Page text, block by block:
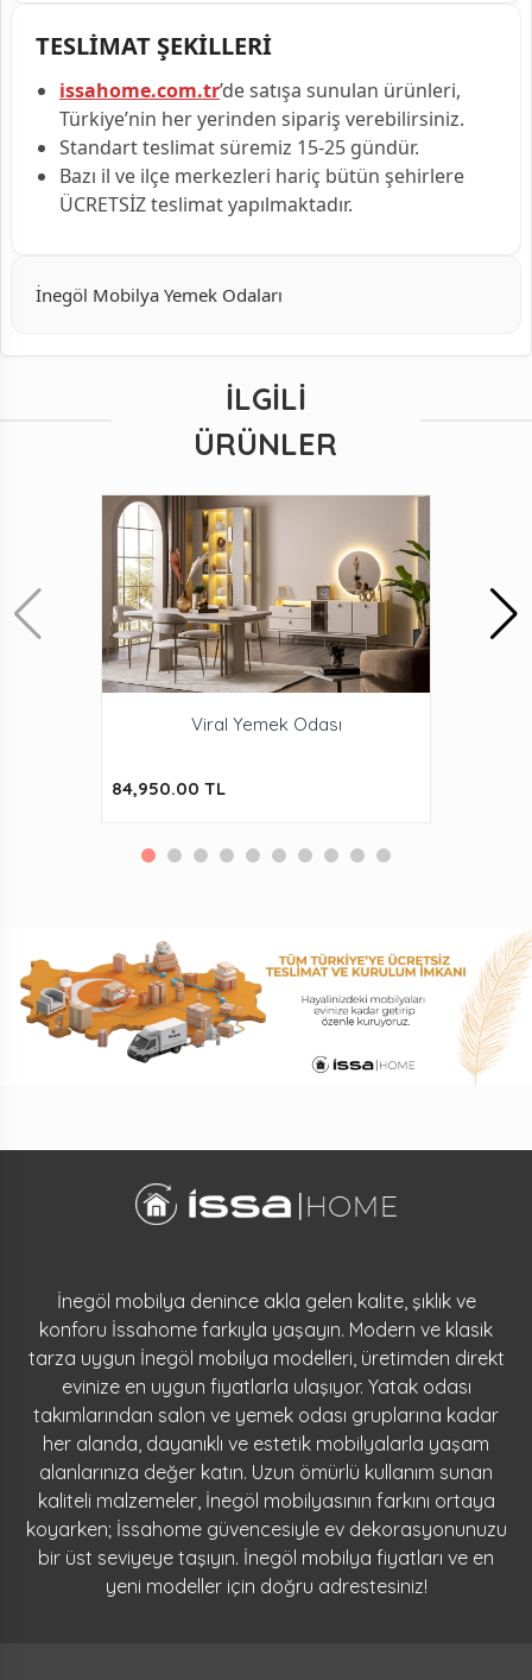
TESLİMAT ŞEKİLLERİ
issahome.com.tr’de satışa sunulan ürünleri,
Türkiye’nin her yerinden sipariş verebilirsiniz.
Standart teslimat süremiz 15-25 gündür.
Bazı il ve ilçe merkezleri hariç bütün şehirlere
ÜCRETSİZ teslimat yapılmaktadır.
İnegöl Mobilya Yemek Odaları
İLGILI
ÜRÜNLER
Viral Yemek Odası
84,950.00 TL
İnegöl mobilya denince akla gelen kalite, şıklık ve
konforu İssahome farkıyla yaşayın. Modern ve klasik
tarza uygun İnegöl mobilya modelleri, üretimden direkt
evinize en uygun fiyatlarla ulaşıyor. Yatak odası
takımlarından salon ve yemek odası gruplarına kadar
her alanda, dayanıklı ve estetik mobilyalarla yaşam
alanlarınıza değer katın. Uzun ömürlü kullanım sunan
kaliteli malzemeler, İnegöl mobilyasının farkını ortaya
koyarken; İssahome güvencesiyle ev dekorasyonunuzu
bir üst seviyeye taşıyın. İnegöl mobilya fiyatları ve en
yeni modeller için doğru adrestesiniz!